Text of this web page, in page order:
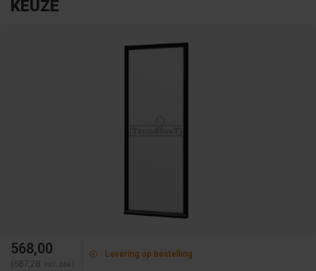
KEUZE
568,00
(687,28 Incl. btw )
Levering op bestelling